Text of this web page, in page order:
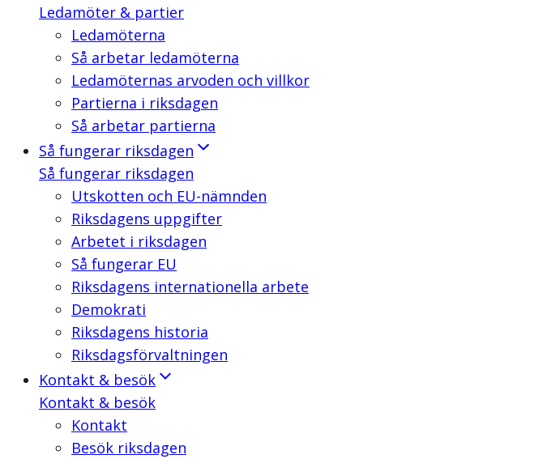
Ledamöter & partier
Ledamöterna
Så arbetar ledamöterna
Ledamöternas arvoden och villkor
Partierna i riksdagen
Så arbetar partierna
Så fungerar riksdagen
Så fungerar riksdagen
Utskotten och EU-nämnden
Riksdagens uppgifter
Arbetet i riksdagen
Så fungerar EU
Riksdagens internationella arbete
Demokrati
Riksdagens historia
Riksdagsförvaltningen
Kontakt & besök
Kontakt & besök
Kontakt
Besök riksdagen